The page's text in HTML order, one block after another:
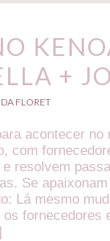
+
FLORET
acontecer no
com
resolvem
Se apaixonam
Lá mesmo
fornecedores